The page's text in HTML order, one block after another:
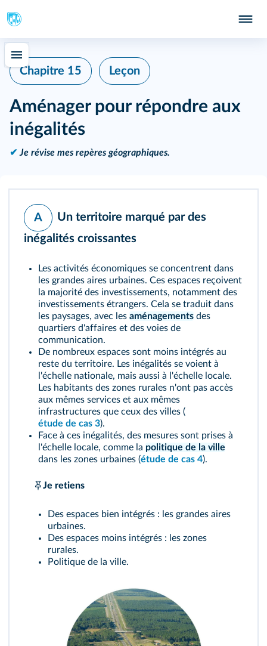
Chapitre 15 Leçon
Aménager pour répondre aux
inégalités
✔ Je révise mes repères géographiques.
A
Un territoire marqué par des
inégalités croissantes
Les activités économiques se concentrent dans
les grandes aires urbaines. Ces espaces reçoivent
la majorité des investissements, notamment des
investissements étrangers. Cela se traduit dans
les paysages, avec les aménagements des
quartiers d'affaires et des voies de
communication.
De nombreux espaces sont moins intégrés au
reste du territoire. Les inégalités se voient à
l'échelle nationale, mais aussi à l'échelle locale.
Les habitants des zones rurales n'ont pas accès
aux mêmes services et aux mêmes
infrastructures que ceux des villes (
étude de cas 3).
Face à ces inégalités, des mesures sont prises à
l'échelle locale, comme la politique de la ville
dans les zones urbaines (étude de cas 4).
Je retiens
Des espaces bien intégrés : les grandes aires
urbaines.
Des espaces moins intégrés : les zones
rurales.
Politique de la ville.